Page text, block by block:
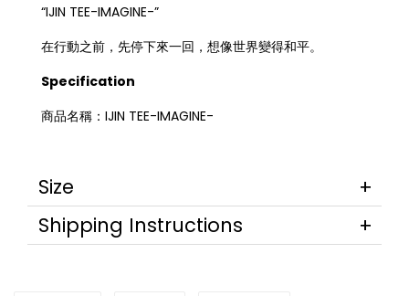
“IJIN TEE-IMAGINE-”
在行動之前，先停下來一回，想像世界變得和平。
Specification
商品名稱：IJIN TEE-IMAGINE-
Size
Shipping Instructions